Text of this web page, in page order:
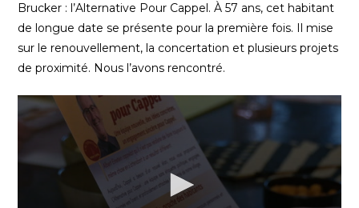
Brucker : l’Alternative Pour Cappel. À 57 ans, cet habitant
de longue date se présente pour la première fois. Il mise
sur le renouvellement, la concertation et plusieurs projets
de proximité. Nous l’avons rencontré.